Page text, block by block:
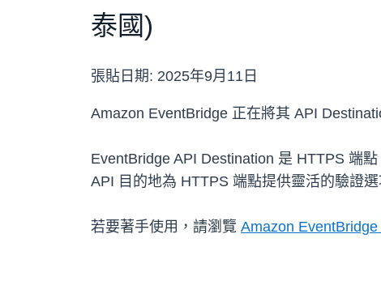
泰國)
張貼日期: 2025年9月11日
Amazon EventBridge 正在將其 API
EventBridge API Destination 是 HTTPS 端
API 目的地為 HTTPS 端點提供靈活的驗證
若要著手使用，請瀏覽 Amazon